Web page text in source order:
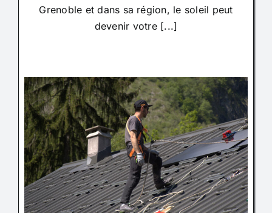
Grenoble et dans sa région, le soleil peut
devenir votre [...]